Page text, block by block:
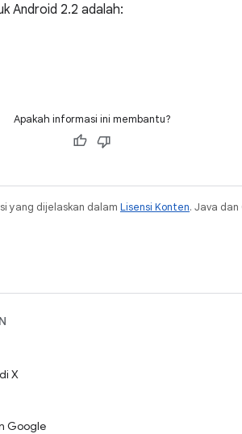
Android 2.2 adalah:
Apakah informasi ini membantu?
yang dijelaskan dalam Lisensi Konten. Java
X
Google